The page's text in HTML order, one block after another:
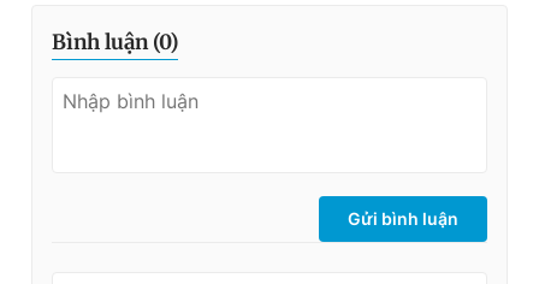
Bình luận (0)
Gửi bình luận